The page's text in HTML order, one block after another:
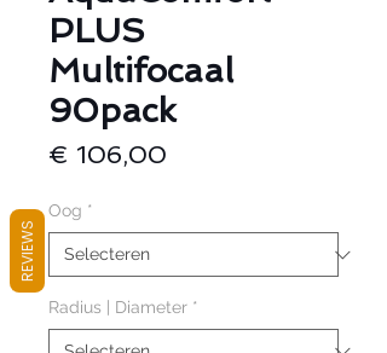
PLUS
Multifocaal
90pack
€ 106,00
Oog *
Radius | Diameter *
REVIEWS